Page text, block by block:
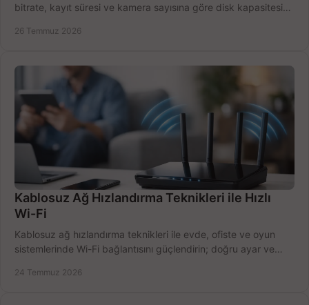
bitrate, kayıt süresi ve kamera sayısına göre disk kapasitesini
26 Temmuz 2026
Kablosuz Ağ Hızlandırma Teknikleri ile Hızlı
Wi-Fi
Kablosuz ağ hızlandırma teknikleri ile evde, ofiste ve oyun
sistemlerinde Wi-Fi bağlantısını güçlendirin; doğru ayar ve
24 Temmuz 2026